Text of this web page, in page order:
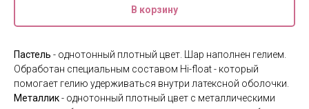
В корзину
Пастель - однотонный плотный цвет. Шар наполнен гелием.
Обработан специальным составом Hi-float - который
помогает гелию удерживаться внутри латексной оболочки.
Металлик- однотонный плотный цвет с металлическими